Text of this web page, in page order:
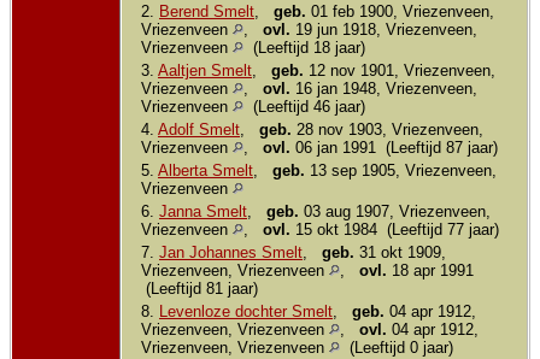
2.
Berend Smelt geb. 01 feb 1900, Vriezenveen,
Vriezenveen
ovl. 19 jun 1918, Vriezenveen,
Vriezenveen
(Leeftijd 18 jaar)
3. Aaltjen Smelt geb. 12 nov 1901, Vriezenveen,
Vriezenveen
ovl. 16 jan 1948, Vriezenveen,
Vriezenveen
(Leeftijd 46 jaar)
4. Adolf Smelt geb. 28 nov 1903, Vriezenveen,
Vriezenveen
ovl. 06 jan 1991 (Leeftijd 87 jaar)
5. Alberta Smelt geb. 13 sep 1905, Vriezenveen,
Vriezenveen
6. Janna Smelt geb. 03 aug 1907, Vriezenveen,
Vriezenveen
ovl. 15 okt 1984 (Leeftijd 77 jaar)
7. Jan Johannes Smelt geb. 31 okt 1909,
Vriezenveen, Vriezenveen
ovl. 18 apr 1991
(Leeftijd 81 jaar)
8.
Levenloze dochter Smelt geb. 04 apr 1912,
Vriezenveen, Vriezenveen
ovl. 04 apr 1912,
Vriezenveen, Vriezenveen
(Leeftijd 0 jaar)